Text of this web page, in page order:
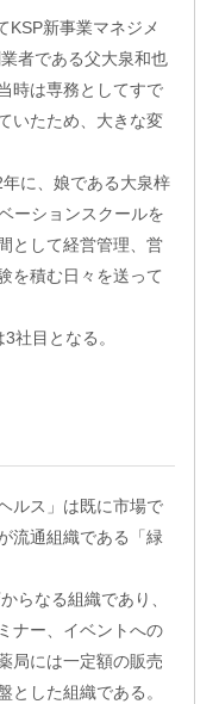
KSP新事業マネジメ
者である父大泉和也
時は専務としてすで
いたため、大きな変
に、娘である大泉梓
ーションスクールを
として経営管理、営
を積む日々を送って
社目となる。
ルス」は既に市場で
流通組織である「緑
らなる組織であり、
ナー、イベントへの
局には一定額の販売
とした組織である。